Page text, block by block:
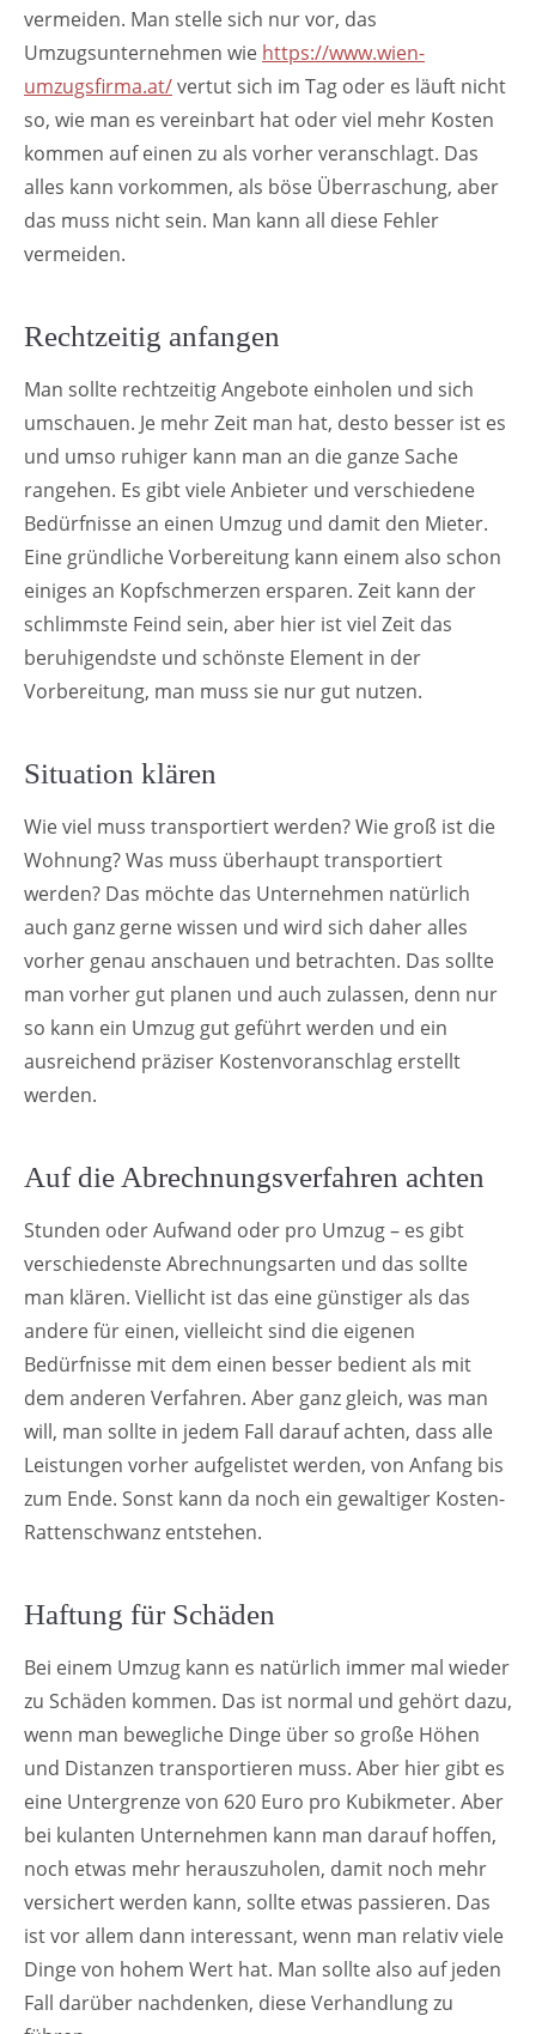
vermeiden. Man stelle sich nur vor, das
Umzugsunternehmen wie https://www.wien-
umzugsfirma.at/vertut sich im Tag oder es läuft nicht
so, wie man es vereinbart hat oder viel mehr Kosten
kommen auf einen zu als vorher veranschlagt. Das
alles kann vorkommen, als böse Überraschung, aber
das muss nicht sein. Man kann all diese Fehler
vermeiden.
Rechtzeitig anfangen
Man sollte rechtzeitig Angebote einholen und sich
umschauen. Je mehr Zeit man hat, desto besser ist es
und umso ruhiger kann man an die ganze Sache
rangehen. Es gibt viele Anbieter und verschiedene
Bedürfnisse an einen Umzug und damit den Mieter.
Eine gründliche Vorbereitung kann einem also schon
einiges an Kopfschmerzen ersparen. Zeit kann der
schlimmste Feind sein, aber hier ist viel Zeit das
beruhigendste und schönste Element in der
Vorbereitung, man muss sie nur gut nutzen.
Situation klären
Wie viel muss transportiert werden? Wie groß ist die
Wohnung? Was muss überhaupt transportiert
werden? Das möchte das Unternehmen natürlich
auch ganz gerne wissen und wird sich daher alles
vorher genau anschauen und betrachten. Das sollte
man vorher gut planen und auch zulassen, denn nur
so kann ein Umzug gut geführt werden und ein
ausreichend präziser Kostenvoranschlag erstellt
werden.
Auf die Abrechnungsverfahren achten
Stunden oder Aufwand oder pro Umzug – es gibt
verschiedenste Abrechnungsarten und das sollte
man klären. Viellicht ist das eine günstiger als das
andere für einen, vielleicht sind die eigenen
Bedürfnisse mit dem einen besser bedient als mit
dem anderen Verfahren. Aber ganz gleich, was man
will, man sollte in jedem Fall darauf achten, dass alle
Leistungen vorher aufgelistet werden, von Anfang bis
zum Ende. Sonst kann da noch ein gewaltiger Kosten-
Rattenschwanz entstehen.
Haftung für Schäden
Bei einem Umzug kann es natürlich immer mal wieder
zu Schäden kommen. Das ist normal und gehört dazu,
wenn man bewegliche Dinge über so große Höhen
und Distanzen transportieren muss. Aber hier gibt es
eine Untergrenze von 620 Euro pro Kubikmeter. Aber
bei kulanten Unternehmen kann man darauf hoffen,
noch etwas mehr herauszuholen, damit noch mehr
versichert werden kann, sollte etwas passieren. Das
ist vor allem dann interessant, wenn man relativ viele
Dinge von hohem Wert hat. Man sollte also auf jeden
Fall darüber nachdenken, diese Verhandlung zu